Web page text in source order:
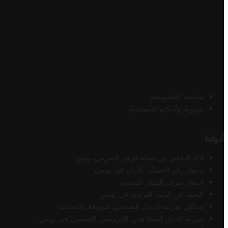
سياسة الخصوصية
شروط وأحكام الاستخدام
أدواتنا
أداة التحقق من صحة الرقم الضريبي تونس
محول رقم الحساب الآيبان في تونس
أسعار صرف الدينار التونسي
البحث عن الرمز البريدي في تونس
محاكي ضريبة الدخل الشخصي للموظف/المتقاعد
ضريبة الدخل للمتقاعدين الفرنسيين المقيمين في تونس